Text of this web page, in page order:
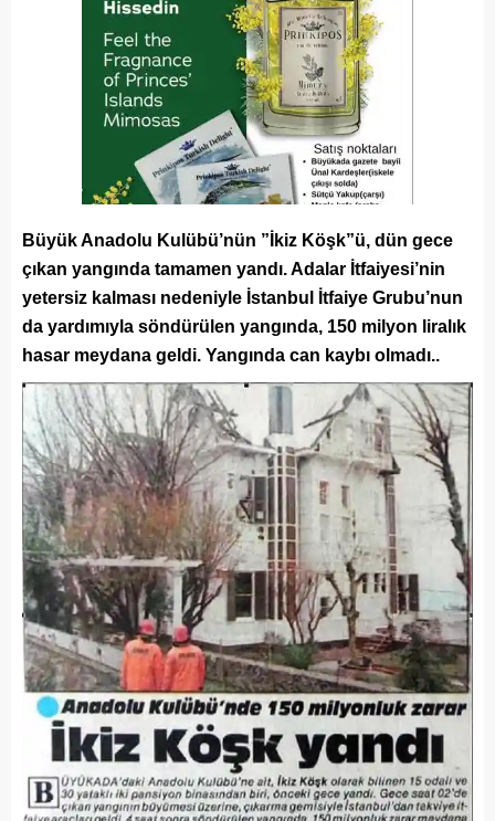
Büyük Anadolu Kulübü’nün ”İkiz Köşk”ü, dün gece
çıkan yangında tamamen yandı. Adalar İtfaiyesi’nin
yetersiz kalması nedeniyle İstanbul İtfaiye Grubu’nun
da yardımıyla söndürülen yangında, 150 milyon liralık
hasar meydana geldi. Yangında can kaybı olmadı..